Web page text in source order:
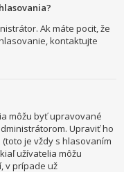
Ak máte pocit, že
kontaktujte
môžu byť upravované
Upraviť ho
je vždy s hlasovaním
užívatelia môžu
v prípade už